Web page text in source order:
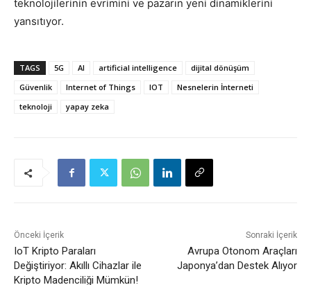
teknolojilerinin evrimini ve pazarın yeni dinamiklerini
yansıtıyor.
TAGS 5G AI artificial intelligence
dijital dönüşüm
Güvenlik
Internet of Things IOT
Nesnelerin İnterneti
teknoloji
yapay zeka
Önceki İçerik
IoT Kripto Paraları
Değiştiriyor: Akıllı Cihazlar ile
Kripto Madenciliği Mümkün!
Sonraki İçerik
Avrupa Otonom Araçları
Japonya’dan Destek Alıyor